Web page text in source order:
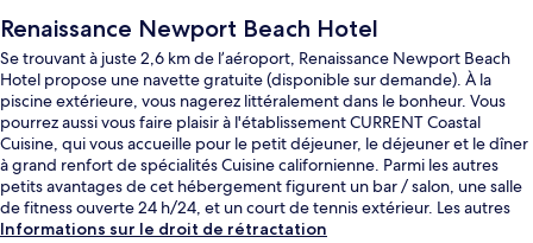
Renaissance Newport Beach Hotel
Se trouvant à juste 2,6 km de l’aéroport, Renaissance Newport Beach
Hotel propose une navette gratuite (disponible sur demande). À la
piscine extérieure, vous nagerez littéralement dans le bonheur. Vous
pourrez aussi vous faire plaisir à l'établissement CURRENT Coastal
Cuisine, qui vous accueille pour le petit déjeuner, le déjeuner et le dîner
à grand renfort de spécialités Cuisine californienne. Parmi les autres
petits avantages de cet hébergement figurent un bar / salon, une salle
de fitness ouverte 24 h/24, et un court de tennis extérieur. Les autres
voyageurs sont enchantés par le personnel attentionné et la proximité
Informations sur le droit de rétractation